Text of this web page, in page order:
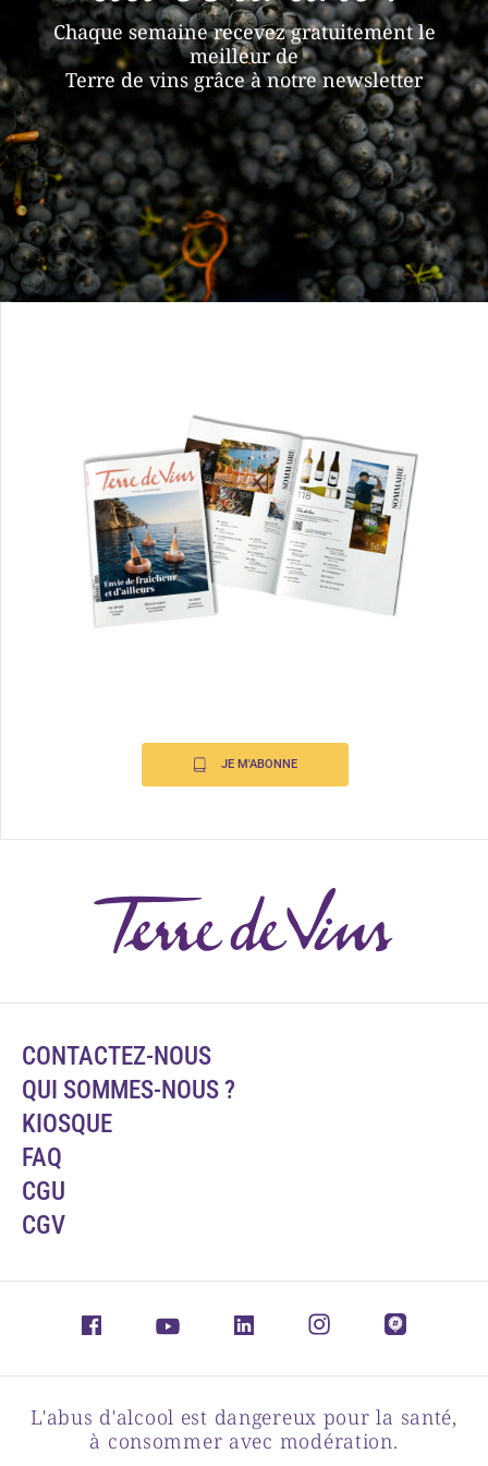
Chaque semaine recevez gratuitement le
meilleur de
Terre de vins grâce à notre newsletter
JE M'ABONNE
CONTACTEZ-NOUS
QUI SOMMES-NOUS ?
KIOSQUE
FAQ
CGU
CGV
L'abus d'alcool est dangereux pour la santé,
à consommer avec modération.